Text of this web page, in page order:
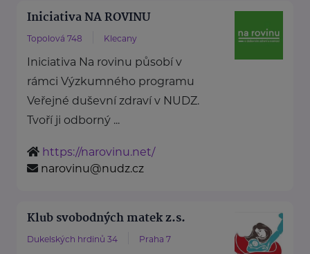
Iniciativa NA ROVINU
Topolová 748 Klecany
Iniciativa Na rovinu působí v
rámci Výzkumného programu
Veřejné duševní zdraví v NUDZ.
Tvoří ji odborný ...
https://narovinu.net/
narovinu@nudz.cz
Klub svobodných matek z.s.
Dukelských hrdinů 34 Praha 7